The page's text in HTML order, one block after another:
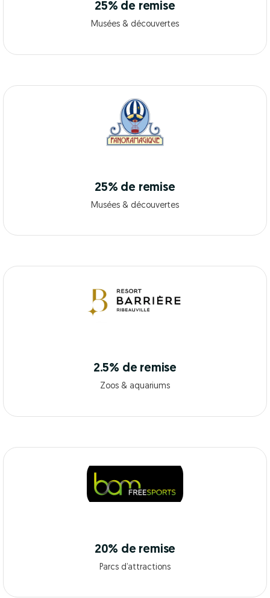
25% de remise
Musées & découvertes
25% de remise
Musées & découvertes
2.5% de remise
Zoos & aquariums
20% de remise
Parcs d’attractions